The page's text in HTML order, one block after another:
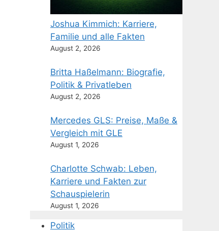
Joshua Kimmich: Karriere,
Familie und alle Fakten
August 2, 2026
Britta Haßelmann: Biografie,
Politik & Privatleben
August 2, 2026
Mercedes GLS: Preise, Maße &
Vergleich mit GLE
August 1, 2026
Charlotte Schwab: Leben,
Karriere und Fakten zur
Schauspielerin
August 1, 2026
Politik